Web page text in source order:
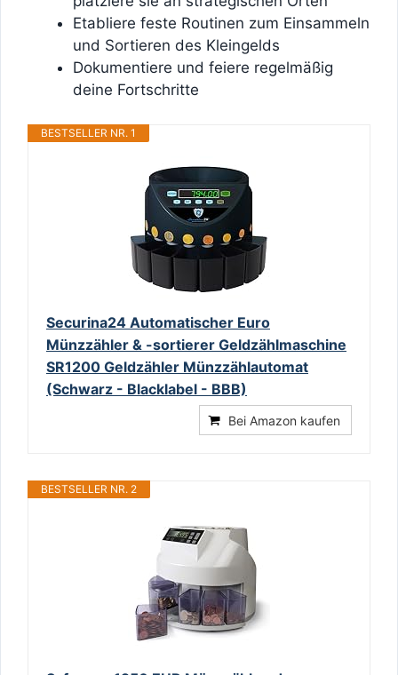
Etabliere feste Routinen zum Einsammeln
und Sortieren des Kleingelds
Dokumentiere und feiere regelmäßig
deine Fortschritte
BESTSELLER NR. 1
Securina24 Automatischer Euro
Münzzähler & -sortierer Geldzählmaschine
SR1200 Geldzähler Münzzählautomat
(Schwarz - Blacklabel - BBB)
Bei Amazon kaufen
BESTSELLER NR. 2